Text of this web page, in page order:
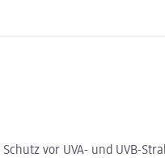
vor UVA- und UVB-